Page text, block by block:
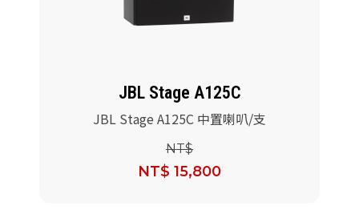
JBL Stage A125C
JBL Stage A125C 中置喇叭/支
NT$
NT$ 15,800